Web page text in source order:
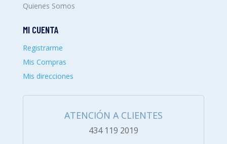
Quienes Somos
MI CUENTA
Registrarme
Mis Compras
Mis direcciones
ATENCIÓN A CLIENTES
434 119 2019